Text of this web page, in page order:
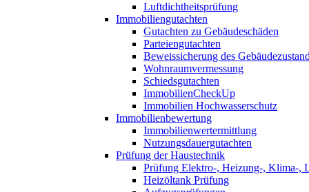
Luftdichtheitsprüfung
Immobiliengutachten
Gutachten zu Gebäudeschäden
Parteiengutachten
Beweissicherung des
Wohnraumvermessung
Schiedsgutachten
ImmobilienCheckUp
Immobilien Hochwasserschutz
Immobilienbewertung
Immobilienwertermittlung
Nutzungsdauergutachten
Prüfung der Haustechnik
Prüfung Elektro-, Heizung-, Klima-,
Heizöltank Prüfung